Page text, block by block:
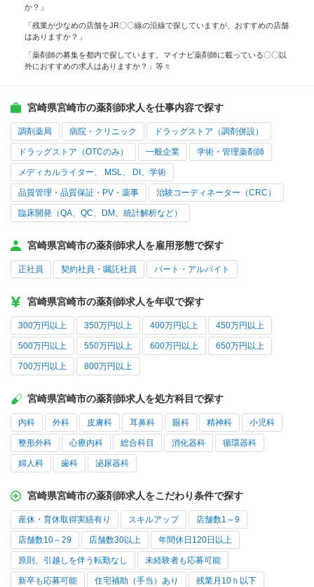
か？」
「残業が少なめの店舗をJR〇〇線の沿線で探していますが、おすすめの店舗
はありますか？」
「薬剤師の募集を都内で探しています。マイナビ薬剤師に載っている〇〇以
外におすすめの求人はありますか？」等々
宮崎県宮崎市の薬剤師求人を仕事内容で探す
調剤薬局 病院・クリニック ドラッグストア（調剤併設）
ドラッグストア（OTCのみ） 一般企業 学術・管理薬剤師
メディカルライター、 MSL、 DI、学術
品質管理・品質保証・PV・薬事 治験コーディネーター（CRC）
臨床開発（QA、QC、DM、統計解析など）
宮崎県宮崎市の薬剤師求人を雇用形態で探す
正社員 契約社員・嘱託社員 パート・アルバイト
宮崎県宮崎市の薬剤師求人を年収で探す
300万円以上 350万円以上 400万円以上 450万円以上
500万円以上 550万円以上 600万円以上 650万円以上
700万円以上 800万円以上
宮崎県宮崎市の薬剤師求人を処方科目で探す
内科 外科 皮膚科 耳鼻科 眼科 精神科 小児科
整形外科 心療内科 総合科目 消化器科 循環器科
婦人科 歯科 泌尿器科
宮崎県宮崎市の薬剤師求人をこだわり条件で探す
産休・育休取得実績有り スキルアップ 店舗数1～9
店舗数10～29 店舗数30以上 年間休日120日以上
原則、引越しを伴う転勤なし 未経験者も応募可能
新卒も応募可能 住宅補助（手当）あり 残業月10ｈ以下